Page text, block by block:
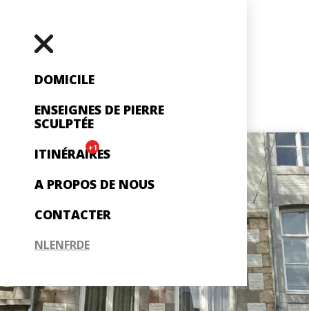
DOMICILE
ENSEIGNES DE PIERRE
SCULPTÉE
ITINÉRAIRES
+1
A PROPOS DE NOUS
CONTACTER
NLENFRDE